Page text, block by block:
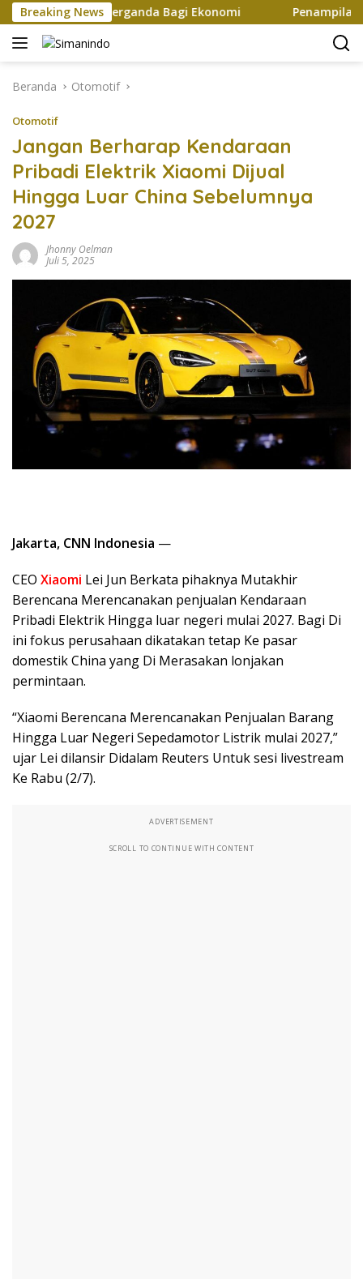
Langsung
ke
konten
Breaking News
Efek Berganda Bagi Ekonomi Penampilan dan
Beranda Otomotif
Otomotif
Jangan Berharap Kendaraan
Pribadi Elektrik Xiaomi Dijual
Hingga Luar China Sebelumnya
2027
Jhonny Oelman
Juli 5, 2025
Jakarta, CNN Indonesia —
CEO Xiaomi Lei Jun Berkata pihaknya Mutakhir
Berencana Merencanakan penjualan Kendaraan
Pribadi Elektrik Hingga luar negeri mulai 2027. Bagi Di
ini fokus perusahaan dikatakan tetap Ke pasar
domestik China yang Di Merasakan lonjakan
permintaan.
“Xiaomi Berencana Merencanakan Penjualan Barang
Hingga Luar Negeri Sepedamotor Listrik mulai 2027,”
ujar Lei dilansir Didalam Reuters Untuk sesi livestream
Ke Rabu (2/7).
ADVERTISEMENT
SCROLL TO CONTINUE WITH CONTENT